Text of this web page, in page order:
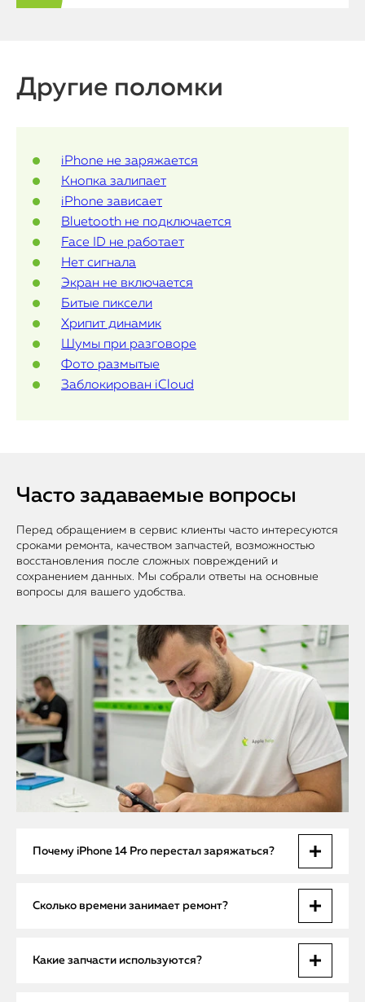
Mac Mini
О нас
Контакты
Статьи
Другие поломки
iPhone не заряжается
Кнопка залипает
iPhone зависает
Bluetooth не подключается
Face ID не работает
Нет сигнала
Экран не включается
Битые пиксели
Хрипит динамик
Шумы при разговоре
Фото размытые
Заблокирован iCloud
Часто задаваемые вопросы
Перед обращением в сервис клиенты часто интересуются
сроками ремонта, качеством запчастей, возможностью
восстановления после сложных повреждений и
сохранением данных. Мы собрали ответы на основные
вопросы для вашего удобства.
Почему iPhone 14 Pro перестал заряжаться?
Основные причины — засор USB-C, повреждение разъема
или неисправность контроллера питания. Для точного
Сколько времени занимает ремонт?
обращения. Простая чистка или замена деталей занимает
Какие запчасти используются?